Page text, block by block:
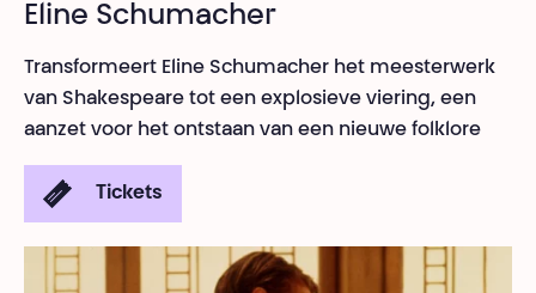
Eline Schumacher
Transformeert Eline Schumacher het meesterwerk
van Shakespeare tot een explosieve viering, een
aanzet voor het ontstaan van een nieuwe folklore
Tickets